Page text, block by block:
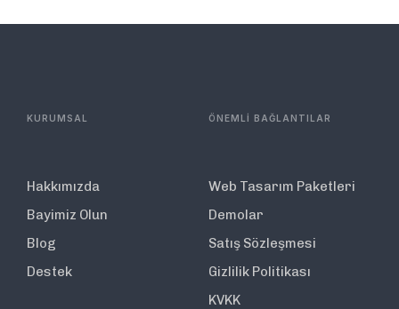
KURUMSAL
Hakkımızda
Bayimiz Olun
Blog
Destek
ÖNEMLİ BAĞLANTILAR
Web Tasarım Paketleri
Demolar
Satış Sözleşmesi
Gizlilik Politikası
KVKK